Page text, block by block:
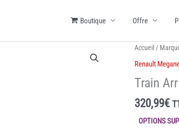
Boutique Offre
Accueil /
Renault
Train
320,99€
OPTIONS